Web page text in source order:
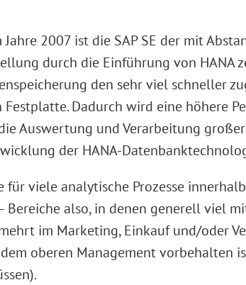
2007 ist die SAP SE der mit
durch die Einführung von HANA
den sehr viel schneller
Dadurch wird eine höhere
Auswertung und Verarbeitung
der HANA-
für viele analytische Prozesse
also, in denen generell viel
im Marketing, Einkauf und/oder
oberen Management vorbehalten